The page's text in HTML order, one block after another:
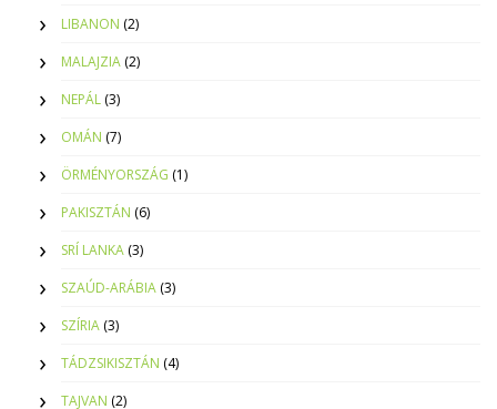
LIBANON (2)
MALAJZIA (2)
NEPÁL (3)
OMÁN (7)
ÖRMÉNYORSZÁG (1)
PAKISZTÁN (6)
SRÍ LANKA (3)
SZAÚD-ARÁBIA (3)
SZÍRIA (3)
TÁDZSIKISZTÁN (4)
TAJVAN (2)